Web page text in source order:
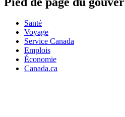
Santé
Voyage
Service Canada
Emplois
Économie
Canada.ca